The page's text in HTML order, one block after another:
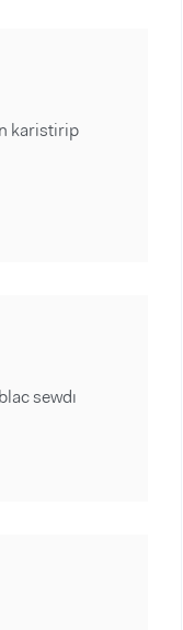
karistirip
sewdı